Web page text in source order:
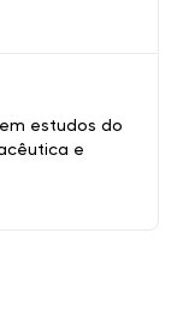
estudos do
e